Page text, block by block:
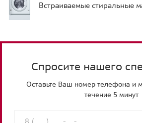
Встраиваемые стиральные
Спросите нашего
Оставьте Ваш номер телефона и
течение 5 минут